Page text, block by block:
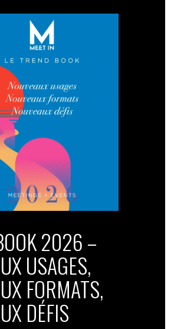
2026 –
USAGES,
FORMATS,
DÉFIS